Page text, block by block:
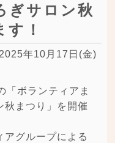
ぎサロン秋
！
年10月17日(金)
ボランティアま
秋まつり」を開催
グループによる